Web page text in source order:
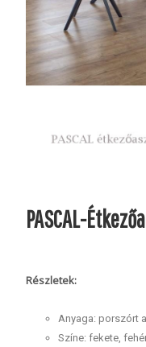
PASCAL-
Részletek:
Anyaga: porszórt
Színe: fekete,